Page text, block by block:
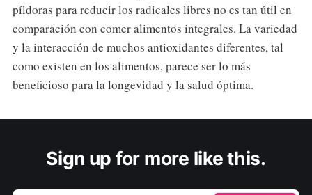
píldoras para reducir los radicales libres no es tan útil en
comparación con comer alimentos integrales. La variedad
y la interacción de muchos antioxidantes diferentes, tal
como existen en los alimentos, parece ser lo más
beneficioso para la longevidad y la salud óptima.
Sign up for more like this.